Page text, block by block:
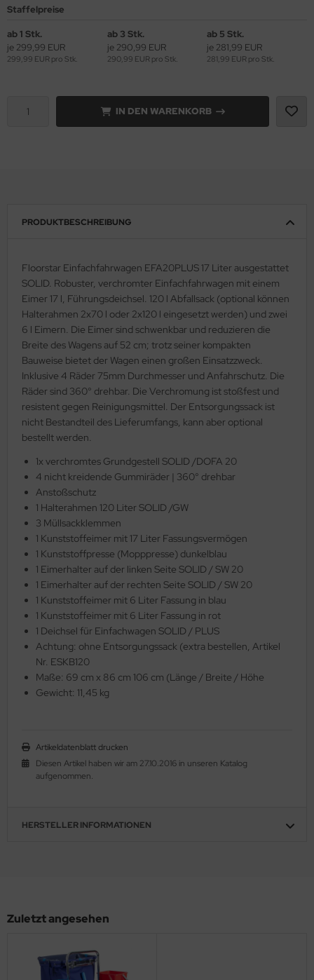
Staffelpreise
ab 1 Stk.
je 299,99 EUR
299,99 EUR pro Stk.
ab 3 Stk.
je 290,99 EUR
290,99 EUR pro Stk.
ab 5 Stk.
je 281,99 EUR
281,99 EUR pro Stk.
IN DEN WARENKORB
PRODUKTBESCHREIBUNG
Floorstar Einfachfahrwagen EFA20PLUS 17 Liter ausgestattet
SOLID. Robuster, verchromter Einfachfahrwagen mit einem
Eimer 17 l, Führungsdeichsel. 120 l Abfallsack (optional können
Halterahmen 2x70 l oder 2x120 l eingesetzt werden) und zwei
6 l Eimern. Die Eimer sind schwenkbar und reduzieren die
Breite des Wagens auf 52 cm; trotz seiner kompakten
Bauweise bietet der Wagen einen großen Einsatzzweck.
Inklusive 4 Räder 75mm Durchmesser und Anfahrschutz. Die
Räder sind 360° drehbar. Die Verchromung ist stoßfest und
resistent gegen Reinigungsmittel. Der Entsorgungssack ist
nicht Bestandteil des Lieferumfangs, kann aber optional
bestellt werden.
1x verchromtes Grundgestell SOLID /DOFA 20
4 nicht kreidende Gummiräder | 360° drehbar
Anstoßschutz
1 Halterahmen 120 Liter SOLID /GW
3 Müllsackklemmen
1 Kunststoffeimer mit 17 Liter Fassungsvermögen
1 Kunststoffpresse (Mopppresse) dunkelblau
1 Eimerhalter auf der linken Seite SOLID / SW 20
1 Eimerhalter auf der rechten Seite SOLID / SW 20
1 Kunststoffeimer mit 6 Liter Fassung in blau
1 Kunststoffeimer mit 6 Liter Fassung in rot
1 Deichsel für Einfachwagen SOLID / PLUS
Achtung: ohne Entsorgungssack (extra bestellen, Artikel
Nr. ESKB120
Maße: 69 cm x 86 cm 106 cm (Länge / Breite / Höhe
Gewicht: 11,45 kg
Artikeldatenblatt drucken
Diesen Artikel haben wir am 27.10.2016 in unseren Katalog
aufgenommen.
HERSTELLER INFORMATIONEN
Zuletzt angesehen